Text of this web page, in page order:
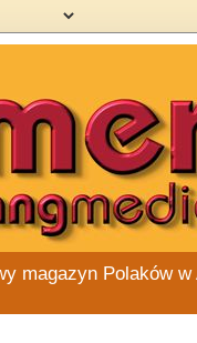
magazyn Polaków